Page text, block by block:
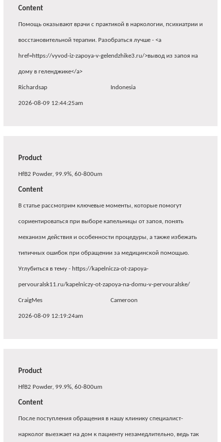
Content
Помощь оказывают врачи с практикой в наркологии, психиатрии и
восстановительной терапии. Разобраться лучше - <a
href=https://vyvod-iz-zapoya-v-gelendzhike3.ru/>вывод из запоя на
дому в геленджике</a>
Richardsap Indonesia
2026-08-09 12:44:25am
Product
HfB2 Powder, 99.9%, 60-800um
Content
В статье рассмотрим ключевые моменты, которые помогут
сориентироваться при выборе капельницы от запоя, понять
механизм действия и особенности процедуры, а также избежать
типичных ошибок при обращении за медицинской помощью.
Углубиться в тему - https://kapelnicza-ot-zapoya-
pervouralsk11.ru/kapelniczy-ot-zapoya-na-domu-v-pervouralske/
CraigMes Cameroon
2026-08-09 12:19:24am
Product
HfB2 Powder, 99.9%, 60-800um
Content
После поступления обращения в нашу клинику специалист-
нарколог выезжает на дом к пациенту незамедлительно, ведь так